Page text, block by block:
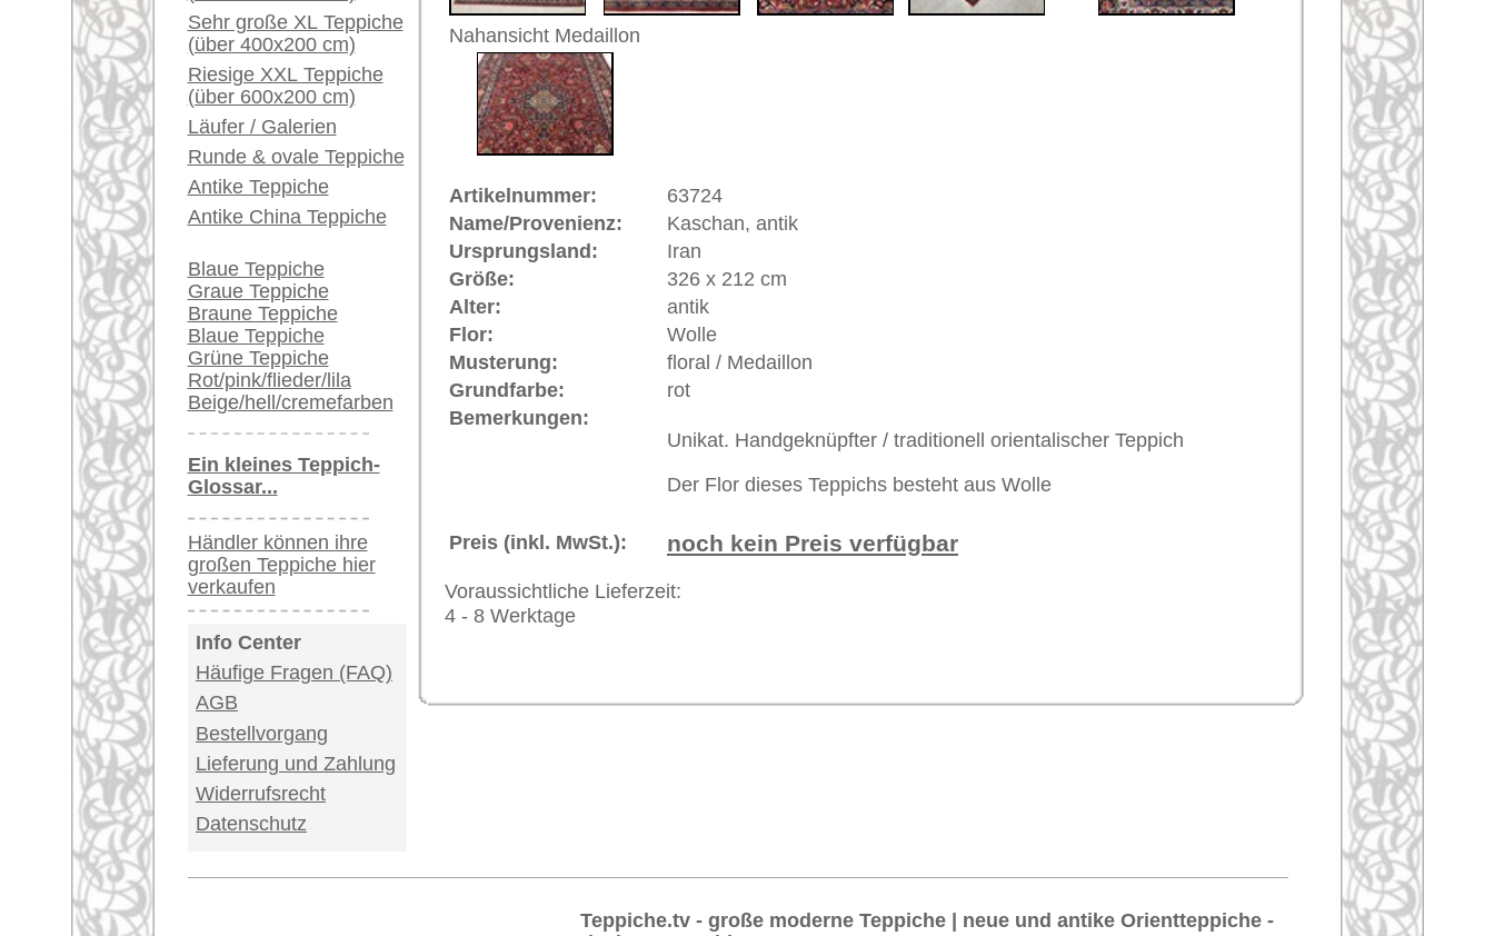
Händler können ihre
großen Teppiche hier
verkaufen
Info Center
Häufige Fragen (FAQ)
AGB
Bestellvorgang
Lieferung und Zahlung
Widerrufsrecht
Datenschutz
noch kein Preis verfügbar
Voraussichtliche Lieferzeit:
4 - 8 Werktage
Teppiche.tv - große moderne Teppiche | neue und antike Orientteppiche -
riesige Auswahl
United Kingdom: +44 (0)20 7183 4544
USA / Canada: +1 646-688-1335
Geschäftsbedingungen